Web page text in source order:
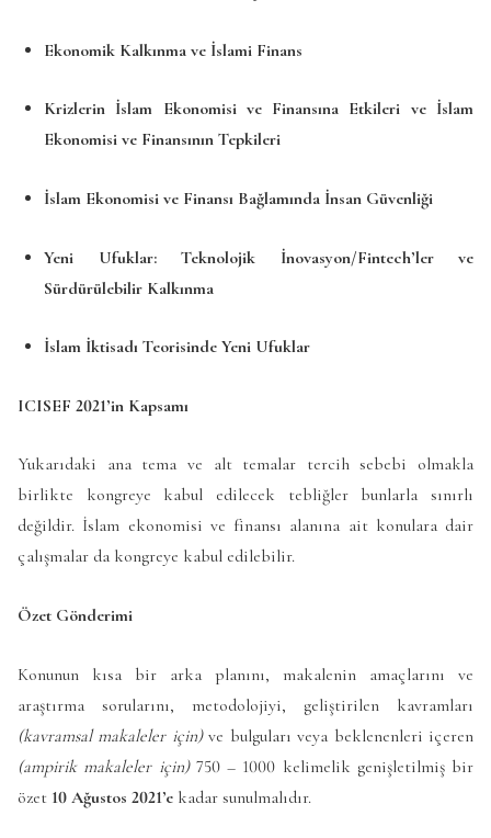
Ekonomik Kalkınma ve İslami Finans
Krizlerin İslam Ekonomisi ve Finansına Etkileri ve İslam
Ekonomisi ve Finansının Tepkileri
İslam Ekonomisi ve Finansı Bağlamında İnsan Güvenliği
Yeni Ufuklar: Teknolojik İnovasyon/Fintech’ler ve
Sürdürülebilir Kalkınma
İslam İktisadı Teorisinde Yeni Ufuklar
ICISEF 2021’in Kapsamı
Yukarıdaki ana tema ve alt temalar tercih sebebi olmakla
birlikte kongreye kabul edilecek tebliğler bunlarla sınırlı
değildir. İslam ekonomisi ve finansı alanına ait konulara dair
çalışmalar da kongreye kabul edilebilir.
Özet Gönderimi
Konunun kısa bir arka planını, makalenin amaçlarını ve
araştırma sorularını, metodolojiyi, geliştirilen kavramları
(kavramsal makaleler için)ve bulguları veya beklenenleri içeren
(ampirik makaleler için)750 – 1000 kelimelik genişletilmiş bir
özet 10 Ağustos 2021’e kadar sunulmalıdır.